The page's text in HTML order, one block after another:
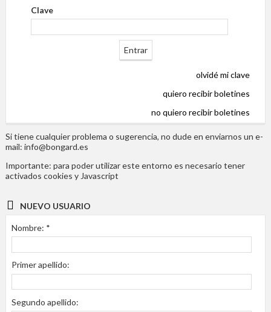
Clave
olvidé mi clave
quiero recibir boletines
no quiero recibir boletines
Si tiene cualquier problema o sugerencia, no dude en enviarnos un e-
mail: info@bongard.es
Importante: para poder utilizar este entorno es necesario tener
activados cookies y Javascript
NUEVO USUARIO
Nombre: *
Primer apellido:
Segundo apellido: